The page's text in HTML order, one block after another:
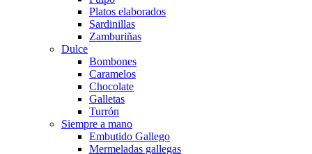
Platos elaborados
Sardinillas
Zamburiñas
Dulce
Bombones
Caramelos
Chocolate
Galletas
Turrón
Siempre a mano
Embutido Gallego
Mermeladas gallegas